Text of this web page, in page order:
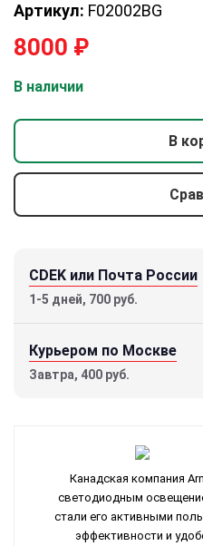
Артикул: F02002BG
8000 ₽
В наличии
В
CDEK или Почта России
1-5 дней, 700 руб.
Курьером по Москве
Завтра, 400 руб.
Канадская компания
светодиодным
стали его активными
эффективности и